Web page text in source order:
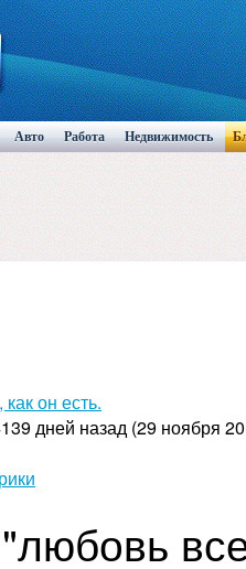
Авто Работа Недвижимость
он есть.
дней назад (29 ноября